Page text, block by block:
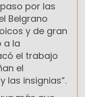
por las
Belgrano
y de gran
a la
el trabajo
el
las insignias”.